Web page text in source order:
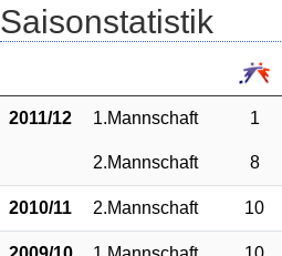
Saisonstatistik
2011/12 1.Mannschaft 1
2.Mannschaft 8
2010/11 2.Mannschaft 10